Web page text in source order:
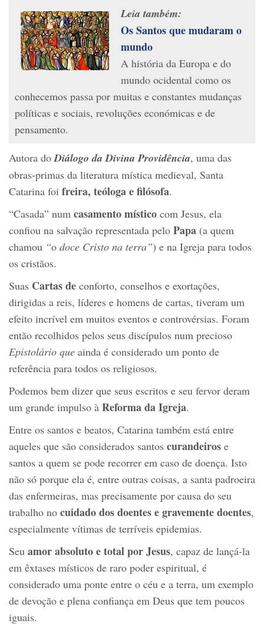
Leia também:
Os Santos que mudaram o
mundo
A história da Europa e do
mundo ocidental como os
conhecemos passa por muitas e constantes mudanças
políticas e sociais, revoluções económicas e de
pensamento.
Autora doDiálogo da Divina Providência, uma das
obras-primas da literatura mística medieval, Santa
Catarina foi freira, teóloga e filósofa.
“Casada” num casamento místico com Jesus, ela
confiou na salvação representada pelo Papa (a quem
chamou “o doce Cristo na terra”) e na Igreja para todos
os cristãos.
Suas Cartas de conforto, conselhos e exortações,
dirigidas a reis, líderes e homens de cartas, tiveram um
efeito incrível em muitos eventos e controvérsias. Foram
então recolhidos pelos seus discípulos num precioso
Epistolário que ainda é considerado um ponto de
referência para todos os religiosos.
Podemos bem dizer que seus escritos e seu fervor deram
um grande impulso à Reforma da Igreja.
Entre os santos e beatos, Catarina também está entre
aqueles que são considerados santos curandeiros e
santos a quem se pode recorrer em caso de doença. Isto
não só porque ela é, entre outras coisas, a santa padroeira
das enfermeiras, mas precisamente por causa do seu
trabalho no cuidado dos doentes e gravemente doentes,
especialmente vítimas de terríveis epidemias.
Seu amor absoluto e total por Jesus, capaz de lançá-la
em êxtases místicos de raro poder espiritual, é
considerado uma ponte entre o céu e a terra, um exemplo
de devoção e plena confiança em Deus que tem poucos
iguais.